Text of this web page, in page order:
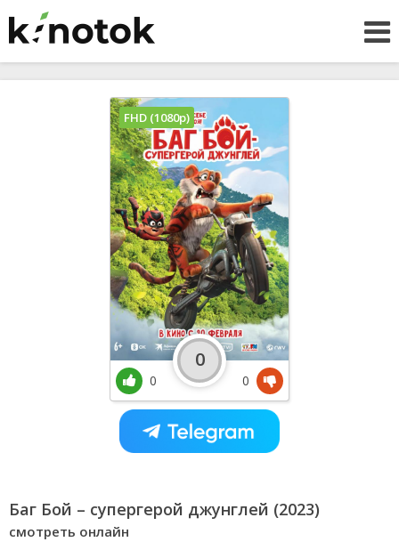
Баг Бой – супергерой джунглей (2023)
смотреть онлайн
FHD (1080p)
0
0
0